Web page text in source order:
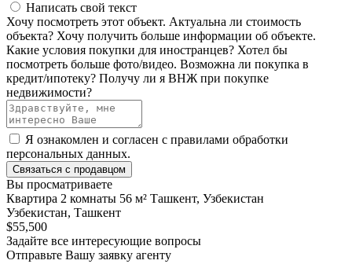
Написать свой текст
Хочу посмотреть этот объект. Актуальна ли стоимость
объекта? Хочу получить больше информации об объекте.
Какие условия покупки для иностранцев? Хотел бы
посмотреть больше фото/видео. Возможна ли покупка в
кредит/ипотеку? Получу ли я ВНЖ при покупке
недвижимости?
Я ознакомлен и согласен с правилами обработки
персональных данных.
Связаться с продавцом
Вы просматриваете
Квартира 2 комнаты 56 м² Ташкент, Узбекистан
Узбекистан, Ташкент
$55,500
Задайте все интересующие вопросы
Отправьте Вашу заявку агенту